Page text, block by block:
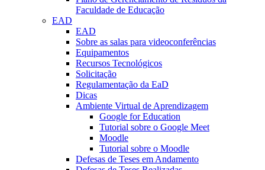
Faculdade de Educação
EAD
EAD
Sobre as salas para videoconferências
Equipamentos
Recursos Tecnológicos
Solicitação
Regulamentação da EaD
Dicas
Ambiente Virtual de Aprendizagem
Google for Education
Tutorial sobre o Google Meet
Moodle
Tutorial sobre o Moodle
Defesas de Teses em Andamento